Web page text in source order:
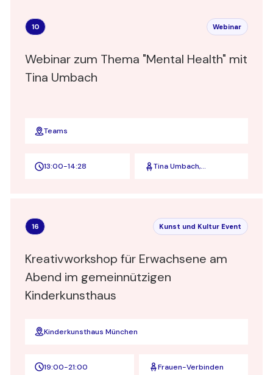
10 Webinar
Webinar zum Thema "Mental Health" mit
Tina Umbach
Teams
13:00-14:28
Tina Umbach,
organization I Managing
Director Corporate
16 Kunst und Kultur Event
Kreativworkshop für Erwachsene am
Abend im gemeinnützigen
Kinderkunsthaus
Kinderkunsthaus München
19:00-21:00 Frauen-Verbinden